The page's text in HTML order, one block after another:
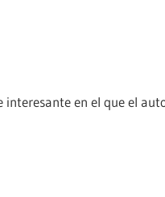
interesante en el que el